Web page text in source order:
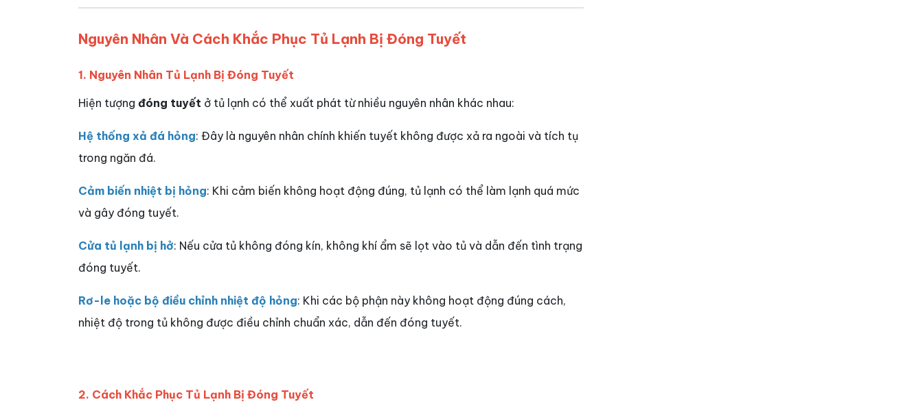
Nguyên Nhân Và Cách Khắc Phục Tủ Lạnh Bị Đóng Tuyết
1. Nguyên Nhân Tủ Lạnh Bị Đóng Tuyết
Hiện tượng đóng tuyết ở tủ lạnh có thể xuất phát từ nhiều nguyên nhân khác nhau:
Hệ thống xả đá hỏng: Đây là nguyên nhân chính khiến tuyết không được xả ra ngoài và tích tụ
trong ngăn đá.
Cảm biến nhiệt bị hỏng: Khi cảm biến không hoạt động đúng, tủ lạnh có thể làm lạnh quá mức
và gây đóng tuyết.
Cửa tủ lạnh bị hở: Nếu cửa tủ không đóng kín, không khí ẩm sẽ lọt vào tủ và dẫn đến tình trạng
đóng tuyết.
Rơ-le hoặc bộ điều chỉnh nhiệt độ hỏng: Khi các bộ phận này không hoạt động đúng cách,
nhiệt độ trong tủ không được điều chỉnh chuẩn xác, dẫn đến đóng tuyết.
2. Cách Khắc Phục Tủ Lạnh Bị Đóng Tuyết